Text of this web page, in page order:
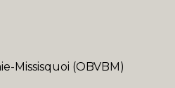
Missisquoi (OBVBM)